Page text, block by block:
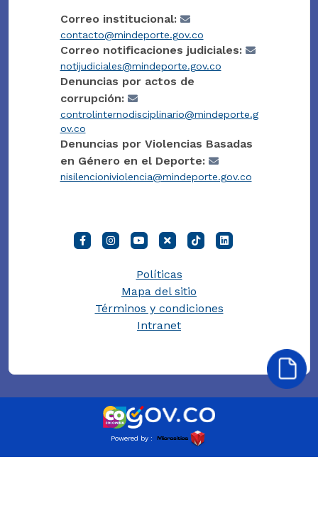
Correo institucional:
contacto@mindeporte.gov.co
Correo notificaciones judiciales:
notijudiciales@mindeporte.gov.co
Denuncias por actos de
corrupción:
controlinternodisciplinario@mindeporte.g
ov.co
Denuncias por Violencias Basadas
en Género en el Deporte:
nisilencioniviolencia@mindeporte.gov.co
Políticas
Mapa del sitio
Términos y condiciones
Intranet
Powered by :